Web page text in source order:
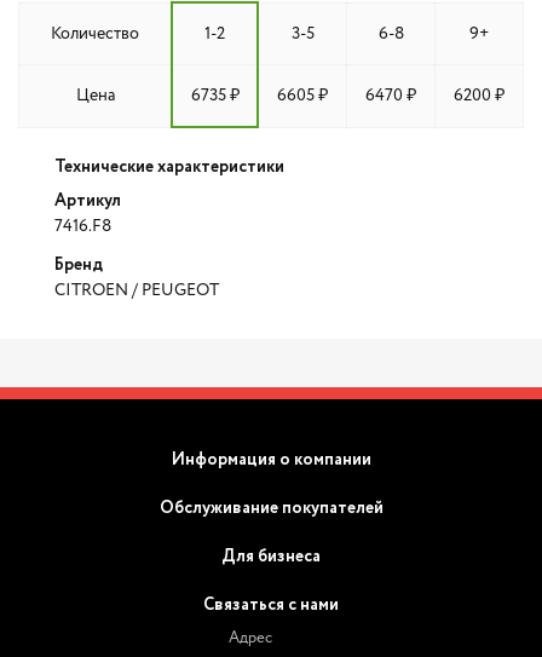
Количество 1-2 3-5 6-8 9+
Цена 6735 ₽ 6605 ₽ 6470 ₽ 6200 ₽
Технические характеристики
Артикул
7416.F8
Бренд
CITROEN / PEUGEOT
Информация о компании
Обслуживание покупателей
Для бизнеса
Связаться с нами
Адрес